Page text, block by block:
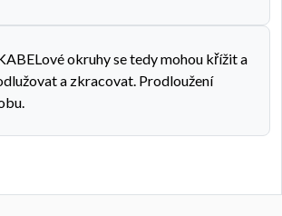
okruhy se tedy mohou křížit a
a zkracovat. Prodloužení